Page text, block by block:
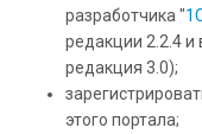
разработчика "
редакции 2.2.4 и
редакция 3.0);
этого портала;